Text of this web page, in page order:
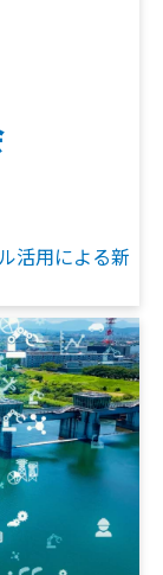
活用による新